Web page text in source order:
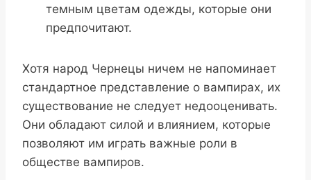
темным цветам одежды, которые они
предпочитают.
Хотя народ Чернецы ничем не напоминает
стандартное представление о вампирах, их
существование не следует недооценивать.
Они обладают силой и влиянием, которые
позволяют им играть важные роли в
обществе вампиров.